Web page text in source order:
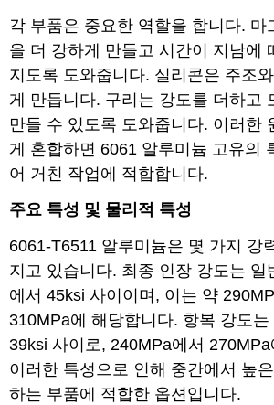
각 부품은 중요한 역할을 합니다. 마
을 더 강하게 만들고 시간이 지남에
지도록 도와줍니다. 실리콘은 주조
게 만듭니다. 구리는 강도를 더하고
만들 수 있도록 도와줍니다. 이러한
게 혼합하면 6061 알루미늄 고유의
어 거친 작업에 적합합니다.
주요 특성 및 물리적 특성
6061-T6511 알루미늄은 몇 가지 강
지고 있습니다. 최종 인장 강도는 일
에서 45ksi 사이이며, 이는 약
310MPa에 해당합니다. 항복 강도는
39ksi 사이로, 240MPa에서
이러한 특성으로 인해 중간에서 높
하는 부품에 적합한 옵션입니다.